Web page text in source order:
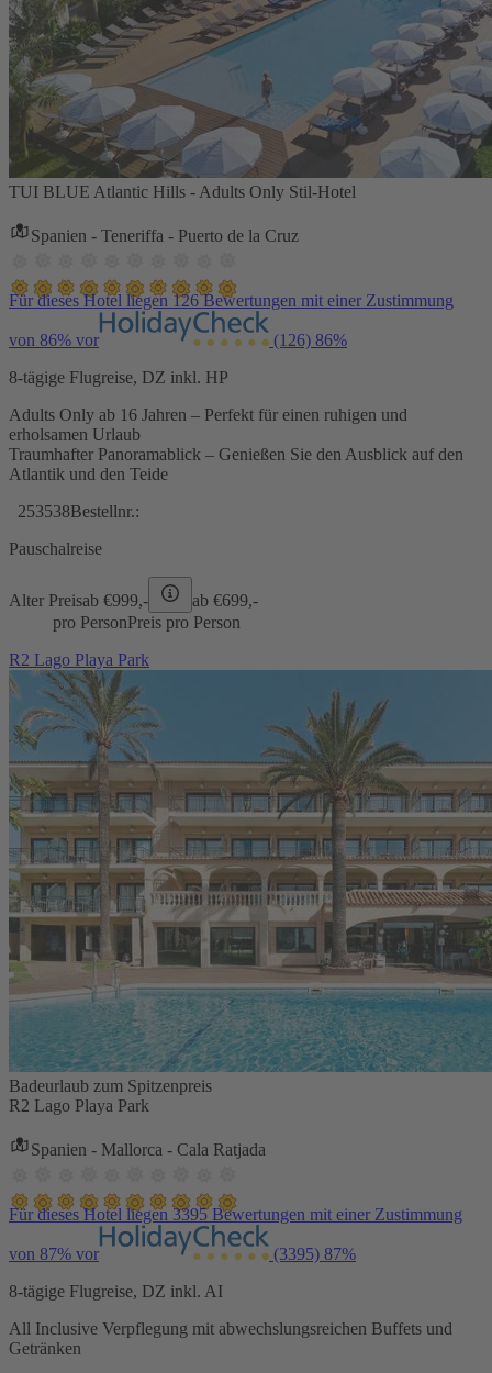
TUI BLUE Atlantic Hills - Adults Only Stil-Hotel
Spanien - Teneriffa - Puerto de la Cruz
Für dieses Hotel liegen 126 Bewertungen mit einer Zustimmung
von 86% vor (126) 86%
8-tägige Flugreise, DZ inkl. HP
Adults Only ab 16 Jahren – Perfekt für einen ruhigen und
erholsamen Urlaub
Traumhafter Panoramablick – Genießen Sie den Ausblick auf den
Atlantik und den Teide
253538Bestellnr.:
Pauschalreise
Alter Preisab €999,- ab €699,-
pro PersonPreis pro Person
R2 Lago Playa Park
Badeurlaub zum Spitzenpreis
R2 Lago Playa Park
Spanien - Mallorca - Cala Ratjada
Für dieses Hotel liegen 3395 Bewertungen mit einer Zustimmung
von 87% vor (3395) 87%
8-tägige Flugreise, DZ inkl. AI
All Inclusive Verpflegung mit abwechslungsreichen Buffets und
Getränken